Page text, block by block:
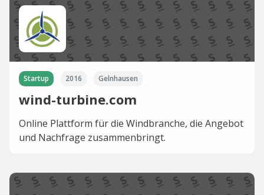
Startup 2016 Gelnhausen
wind-turbine.com
Online Plattform für die Windbranche, die Angebot
und Nachfrage zusammenbringt.